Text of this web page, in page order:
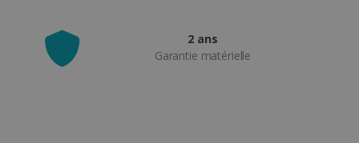
2 ans
Garantie matérielle